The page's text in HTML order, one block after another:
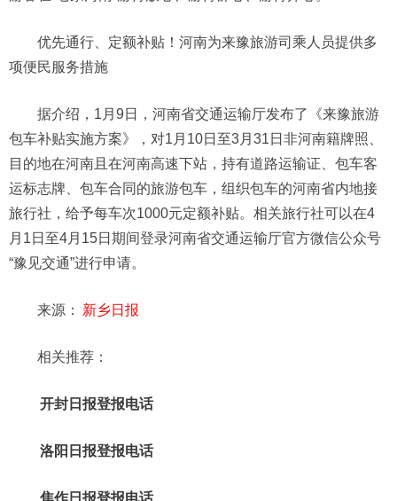
优先通行、定额补贴！河南为来豫旅游司乘人员提供多
项便民服务措施
据介绍，1月9日，河南省交通运输厅发布了《来豫旅游
包车补贴实施方案》，对1月10日至3月31日非河南籍牌照、
目的地在河南且在河南高速下站，持有道路运输证、包车客
运标志牌、包车合同的旅游包车，组织包车的河南省内地接
旅行社，给予每车次1000元定额补贴。相关旅行社可以在4
月1日至4月15日期间登录河南省交通运输厅官方微信公众号
“豫见交通”进行申请。
来源： 新乡日报
相关推荐：
开封日报登报电话
洛阳日报登报电话
焦作日报登报电话